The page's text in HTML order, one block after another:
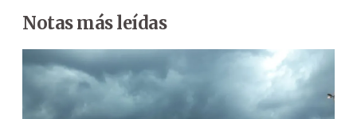
Notas más leídas